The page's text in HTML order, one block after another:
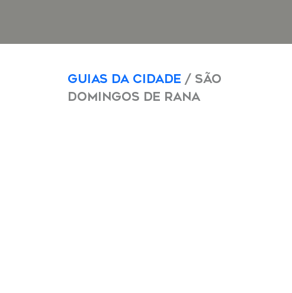
Guias da Cidade / São
Domingos de Rana